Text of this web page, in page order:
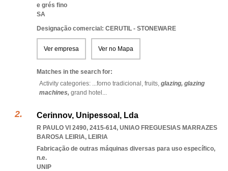
e grés fino
SA
Designação comercial: CERUTIL - STONEWARE
Ver empresa Ver no Mapa
Matches in the search for:
Activity categories: ...forno tradicional, fruits, glazing, glazing
machines, grand hotel ...
Cerinnov, Unipessoal, Lda
R PAULO VI 2490, 2415-614, UNIAO FREGUESIAS MARRAZES
BAROSA LEIRIA, LEIRIA
Fabricação de outras máquinas diversas para uso específico,
n.e.
UNIP